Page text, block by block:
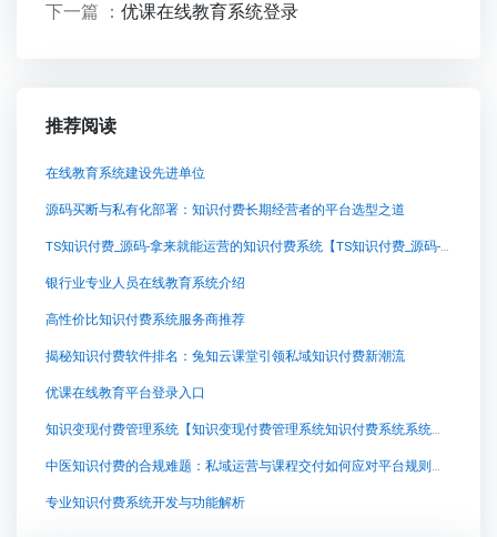
下一篇 ： 优课在线教育系统登录
推荐阅读
在线教育系统建设先进单位
源码买断与私有化部署：知识付费长期经营者的平台选型之道
TS知识付费_源码-拿来就能运营的知识付费系统【TS知识付费_源码-拿来就能运营的知识付费系统知识付费系统系统怎么制作，知识付费系统搭建使用教程】
银行业专业人员在线教育系统介绍
高性价比知识付费系统服务商推荐
揭秘知识付费软件排名：兔知云课堂引领私域知识付费新潮流
优课在线教育平台登录入口
知识变现付费管理系统【知识变现付费管理系统知识付费系统系统怎么制作，知识付费系统搭建使用教程】
中医知识付费的合规难题：私域运营与课程交付如何应对平台规则变化
专业知识付费系统开发与功能解析